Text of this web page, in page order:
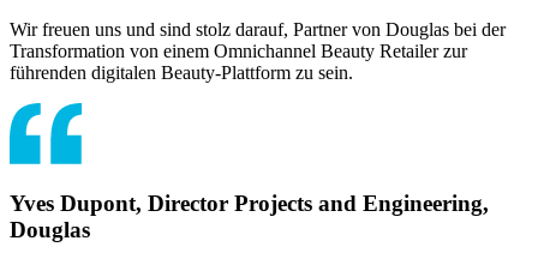
Wir freuen uns und sind stolz darauf, Partner von Douglas bei der
Transformation von einem Omnichannel Beauty Retailer zur
führenden digitalen Beauty-Plattform zu sein.
Yves Dupont, Director Projects and Engineering,
Douglas